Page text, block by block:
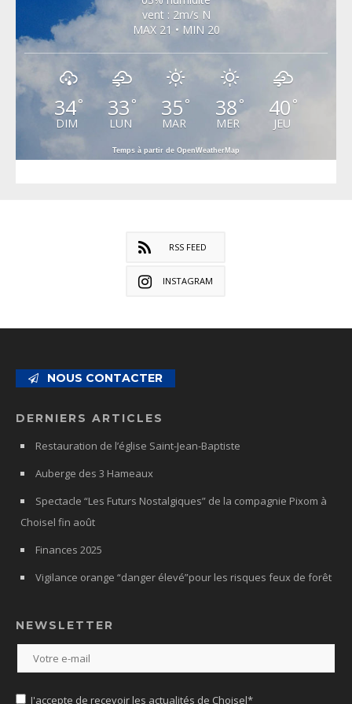
vent : 2m/s N
MAX 21 • MIN 20
34°
DIM
33 °
LUN
35 °
MAR
38 °
MER
40 °
JEU
Temps à partir de OpenWeatherMap
RSS FEED
INSTAGRAM
NOUS CONTACTER
DERNIERS ARTICLES
Restauration de l’église Saint-Jean-Baptiste
Auberge des 3 Hameaux
Spectacle “Les Futurs Nostalgiques” de la compagnie Pixom à
Choisel fin août
Finances 2025
Vigilance orange “danger élevé”pour les risques feux de forêt
NEWSLETTER
J'accepte de recevoir les actualités de Choisel*